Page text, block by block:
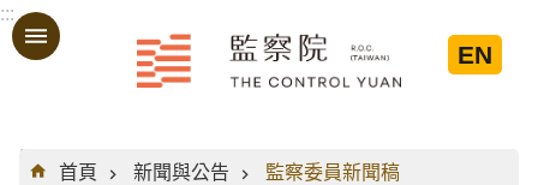
跳到主要內容區塊
:::
EN
:::
首頁
新聞與公告 監察委員新聞稿